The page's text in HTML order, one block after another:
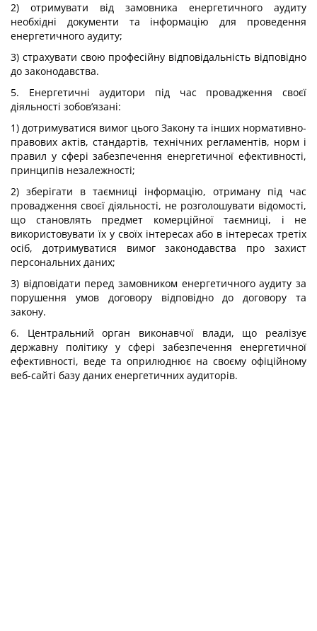
2) отримувати від замовника енергетичного аудиту
необхідні документи та інформацію для проведення
енергетичного аудиту;
3) страхувати свою професійну відповідальність відповідно
до законодавства.
5. Енергетичні аудитори під час провадження своєї
діяльності зобов’язані:
1) дотримуватися вимог цього Закону та інших нормативно-
правових актів, стандартів, технічних регламентів, норм і
правил у сфері забезпечення енергетичної ефективності,
принципів незалежності;
2) зберігати в таємниці інформацію, отриману під час
провадження своєї діяльності, не розголошувати відомості,
що становлять предмет комерційної таємниці, і не
використовувати їх у своїх інтересах або в інтересах третіх
осіб, дотримуватися вимог законодавства про захист
персональних даних;
3) відповідати перед замовником енергетичного аудиту за
порушення умов договору відповідно до договору та
закону.
6. Центральний орган виконавчої влади, що реалізує
державну політику у сфері забезпечення енергетичної
ефективності, веде та оприлюднює на своєму офіційному
веб-сайті базу даних енергетичних аудиторів.